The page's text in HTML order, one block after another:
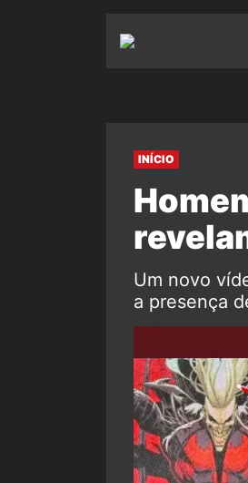
INÍCIO
Um novo
a presença